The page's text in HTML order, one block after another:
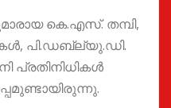
കെ.എസ്. തമ്പി,
പി.ഡബ്ല്യു.ഡി.
പ്രതിനിധികൾ